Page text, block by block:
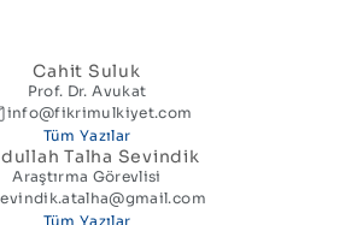
Cahit Suluk
Prof. Dr. Avukat
info@fikrimulkiyet.com
Tüm Yazılar
Talha Sevindik
Araştırma Görevlisi
Tüm Yazılar